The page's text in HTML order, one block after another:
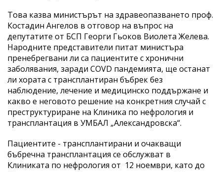
Това казва министърът на здравеопазването проф.
Костадин Ангелов в отговор на въпрос на
депутатите от БСП Георги Гьоков Виолета Желева.
Народните представители питат министъра
пренебрегвани ли са пациентите с хронични
заболявания, заради COVD пандемията, ще останат
ли хората с трансплантиран бъбрек без
наблюдение, лечение и медицинско поддържане и
какво е неговото решение на конкретния случай с
преструктуриране на Клиника по нефрология и
трансплантация в УМБАЛ „Александровска“.
Пациентите - трансплантирани и очакващи
бъбречна трансплантация се обслужват в
Клиниката по нефрология от 12 ноември, като до